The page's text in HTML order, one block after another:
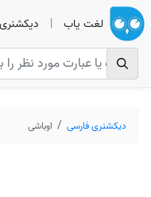
لغت یاب |
دیکشنری فارسی اوباشی